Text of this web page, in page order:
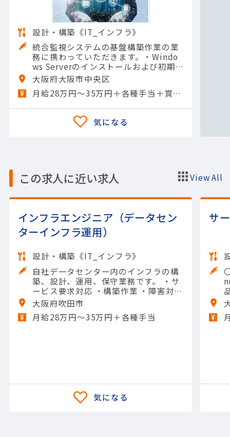
設計・構築《IT_インフラ》
統合監視システムの基盤構築作業の業
務に携わっていただきます。・Windo
ws Serverのインストールおよび初期
設定・ネットワーク設定およびセキュ
リティポリシーの適用・必要なソフト
ウェアやサービス…
大阪府大阪市中央区
月給28万円～35万円＋各種手当＋賞与年2回
この求人に近い求人 View All
インフラエンジニア（データセン
ターインフラ運用）
設計・構築《IT_インフラ》
自社データセンター内のインフラの構
築、設計、運用、保守業務です。 ・サ
ービス要求対応 ・構築作業 ・障害対応
・改善活動 ・チーム活動 【担当製品】
(システム開発)金融機関向けシステム
【使用ツール】Linux; その他
大阪府吹田市
月給28万円～35万円＋各種手当
サ